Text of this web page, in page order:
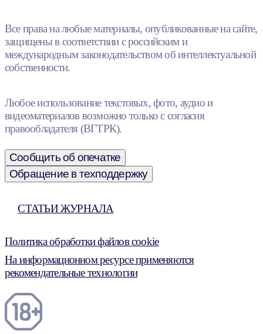
Все права на любые материалы, опубликованные на сайте,
защищены в соответствии с российским и
международным законодательством об интеллектуальной
собственности.
Любое использование текстовых, фото, аудио и
видеоматериалов возможно только с согласия
правообладателя (ВГТРК).
Сообщить об опечатке
Обращение в техподдержку
СТАТЬИ ЖУРНАЛА
Политика обработки файлов cookie
На информационном ресурсе применяются
рекомендательные технологии